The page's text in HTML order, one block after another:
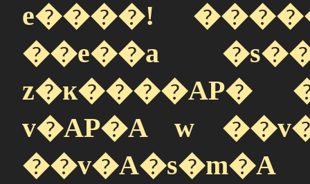
e����!
��e��a
z�ĸ����AP�
v�AP�A w